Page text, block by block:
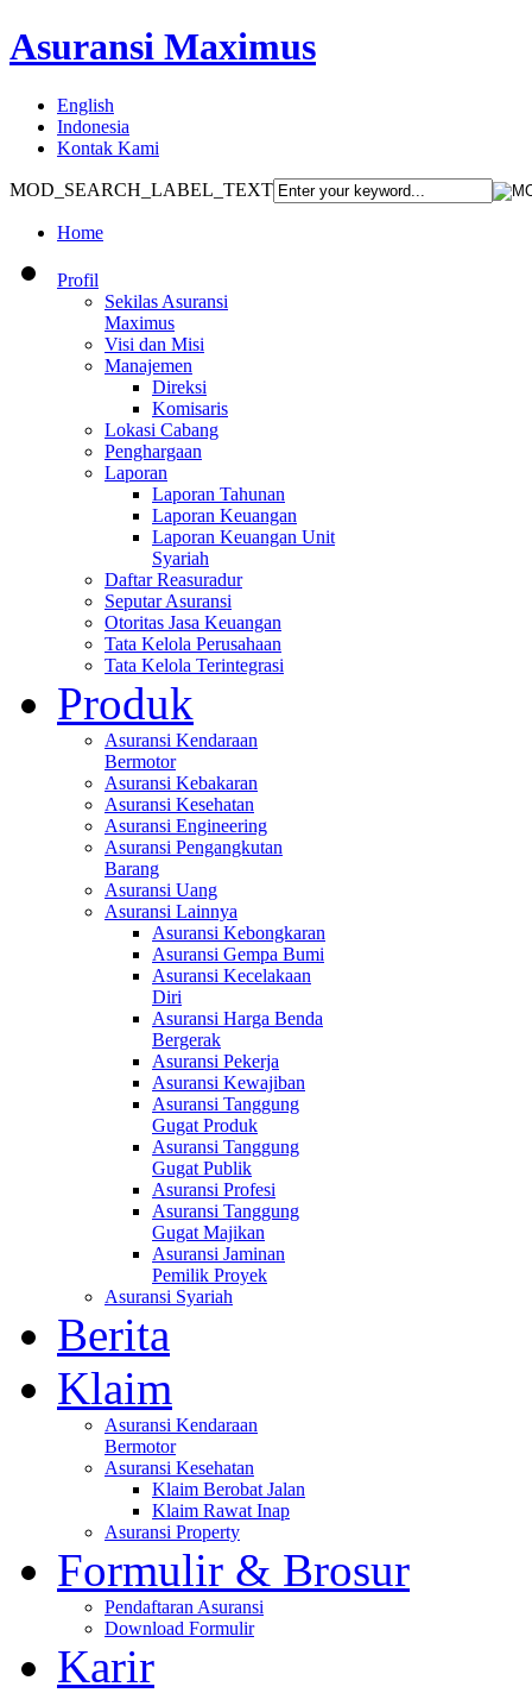
Asuransi Maximus
English
Indonesia
Kontak Kami
MOD_SEARCH_LABEL_TEXT
Home
Profil
Sekilas Asuransi
Maximus
Visi dan Misi
Manajemen
Direksi
Komisaris
Lokasi Cabang
Penghargaan
Laporan
Laporan Tahunan
Laporan Keuangan
Laporan Keuangan Unit
Syariah
Daftar Reasuradur
Seputar Asuransi
Otoritas Jasa Keuangan
Tata Kelola Perusahaan
Tata Kelola Terintegrasi
Produk
Asuransi Kendaraan
Bermotor
Asuransi Kebakaran
Asuransi Kesehatan
Asuransi Engineering
Asuransi Pengangkutan
Barang
Asuransi Uang
Asuransi Lainnya
Asuransi Kebongkaran
Asuransi Gempa Bumi
Asuransi Kecelakaan
Diri
Asuransi Harga Benda
Bergerak
Asuransi Pekerja
Asuransi Kewajiban
Asuransi Tanggung
Gugat Produk
Asuransi Tanggung
Gugat Publik
Asuransi Profesi
Asuransi Tanggung
Gugat Majikan
Asuransi Jaminan
Pemilik Proyek
Asuransi Syariah
Berita
Klaim
Asuransi Kendaraan
Bermotor
Asuransi Kesehatan
Klaim Berobat Jalan
Klaim Rawat Inap
Asuransi Property
Formulir & Brosur
Pendaftaran Asuransi
Download Formulir
Karir